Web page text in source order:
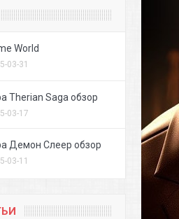
World
03-31
Therian Saga обзор
03-17
Демон Слеер обзор
03-11